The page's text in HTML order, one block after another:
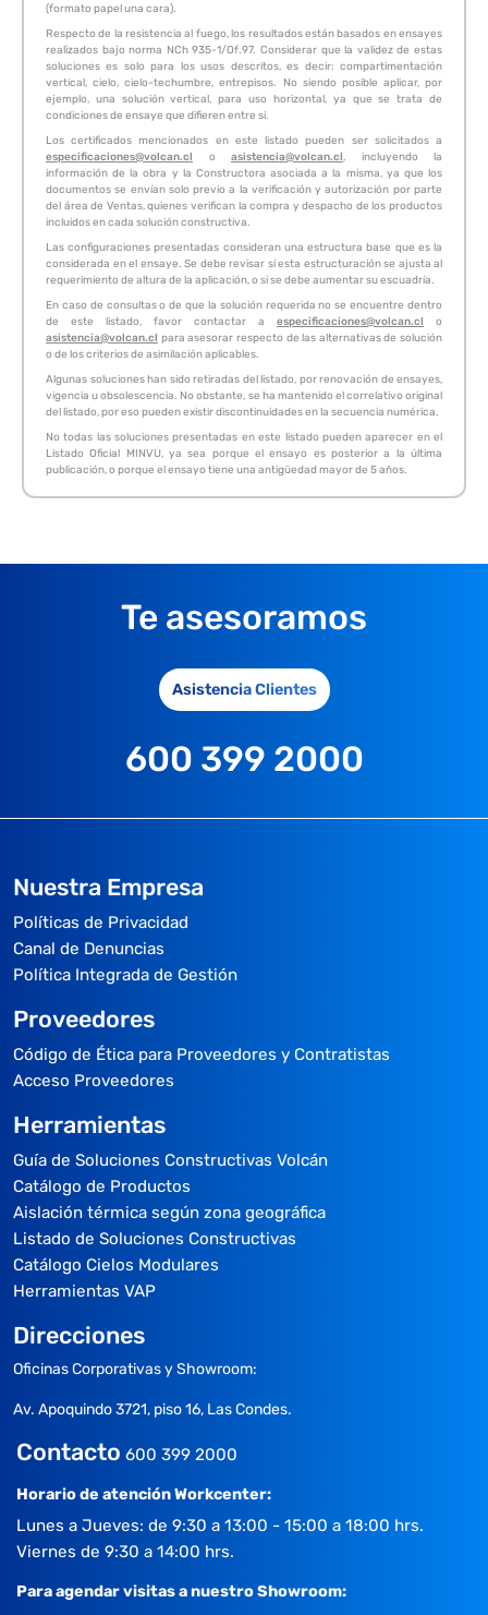
(formato papel una cara).
Respecto de la resistencia al fuego, los resultados están basados en ensayes
realizados bajo norma NCh 935-1/Of.97. Considerar que la validez de estas
soluciones es solo para los usos descritos, es decir: compartimentación
vertical, cielo, cielo-techumbre, entrepisos. No siendo posible aplicar, por
ejemplo, una solución vertical, para uso horizontal, ya que se trata de
condiciones de ensaye que difieren entre si.
Los certificados mencionados en este listado pueden ser solicitados a
especificaciones@volcan.cl o asistencia@volcan.cl, incluyendo la
información de la obra y la Constructora asociada a la misma, ya que los
documentos se envían solo previo a la verificación y autorización por parte
del área de Ventas, quienes verifican la compra y despacho de los productos
incluidos en cada solución constructiva.
Las configuraciones presentadas consideran una estructura base que es la
considerada en el ensaye. Se debe revisar si esta estructuración se ajusta al
requerimiento de altura de la aplicación, o si se debe aumentar su escuadría.
En caso de consultas o de que la solución requerida no se encuentre dentro
de este listado, favor contactar a especificaciones@volcan.cl o
asistencia@volcan.cl para asesorar respecto de las alternativas de solución
o de los criterios de asimilación aplicables.
Algunas soluciones han sido retiradas del listado, por renovación de ensayes,
vigencia u obsolescencia. No obstante, se ha mantenido el correlativo original
del listado, por eso pueden existir discontinuidades en la secuencia numérica.
No todas las soluciones presentadas en este listado pueden aparecer en el
Listado Oficial MINVU, ya sea porque el ensayo es posterior a la última
publicación, o porque el ensayo tiene una antigüedad mayor de 5 años.
Te asesoramos
Asistencia Clientes
600 399 2000
Nuestra Empresa
Políticas de Privacidad
Canal de Denuncias
Política Integrada de Gestión
Proveedores
Código de Ética para Proveedores y Contratistas
Acceso Proveedores
Herramientas
Guía de Soluciones Constructivas Volcán
Catálogo de Productos
Aislación térmica según zona geográfica
Listado de Soluciones Constructivas
Catálogo Cielos Modulares
Herramientas VAP
Direcciones
Oficinas Corporativas y Showroom:
Av. Apoquindo 3721, piso 16, Las Condes.
Contacto 600 399 2000
Horario de atención Workcenter:
Lunes a Jueves: de 9:30 a 13:00 - 15:00 a 18:00 hrs.
Viernes de 9:30 a 14:00 hrs.
Para agendar visitas a nuestro Showroom: